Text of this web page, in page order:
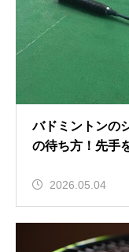
バドミントンの
の待ち方！先手
2026.05.04